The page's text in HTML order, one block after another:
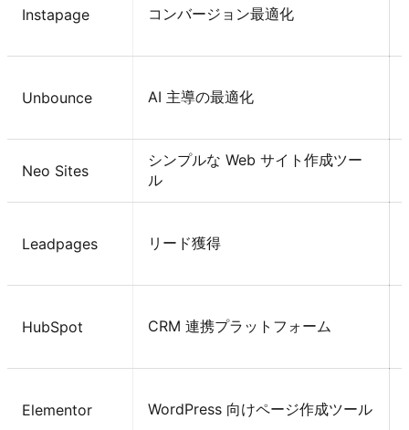
Instapage コンバージョン最適化
Unbounce AI 主導の最適化
Neo Sites
シンプルな Web サイト作成ツー
ル
Leadpages リード獲得
HubSpot CRM 連携プラットフォーム
Elementor WordPress 向けページ作成ツール